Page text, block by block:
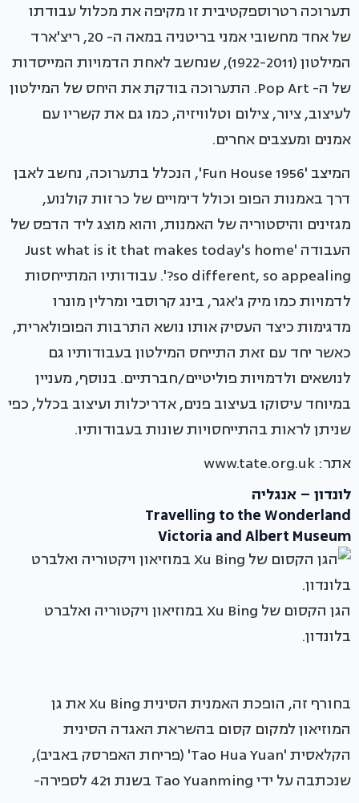
תערוכה רטרוספקטיבית זו מקיפה את מכלול עבודתו
של אחד מחשובי אמני בריטניה במאה ה- 20, ריצ'ארד
המילטון (1922-2011), שנחשב לאחת הדמויות המייסדות
של ה- Pop Art. התערוכה בודקת את היחס של המילטון
לעיצוב, ציור, צילום וטלוויזיה, כמו גם את קשריו עם
אמנים ומעצבים אחרים.
המיצב 'Fun House 1956', הנכלל בתערוכה, נחשב לאבן
דרך באמנות הפופ וכולל דימויים של כרזות קולנוע,
מגזינים והיסטוריה של האמנות, והוא מוצג ליד הדפס של
העבודה 'Just what is it that makes today's home
so different, so appealing?'. עבודותיו המתייחסות
לדמויות כמו מיק ג'אגר, בינג קרוסבי ומרלין מונרו
מדגימות כיצד העסיק אותו נושא התרבות הפופולארית,
כאשר יחד עם זאת התייחס המילטון בעבודותיו גם
לנושאים ולדמויות פוליטיים/חברתיים. בנוסף, מעניין
במיוחד עיסוקו בעיצוב פנים, אדריכלות ועיצוב בכלל, כפי
שניתן לראות בהתייחסויות שונות בעבודותיו.
אתר: www.tate.org.uk
לונדון – אנגליה
Travelling to the Wonderland
Victoria and Albert Museum
הגן הקסום של Xu Bing במוזיאון ויקטוריה ואלברט
בלונדון.
בחורף זה, הופכת האמנית הסינית Xu Bing את גן
המוזיאון למקום קסום בהשראת האגדה הסינית
הקלאסית 'Tao Hua Yuan' (פריחת האפרסק באביב),
שנכתבה על ידי Tao Yuanming בשנת 421 לספירה-